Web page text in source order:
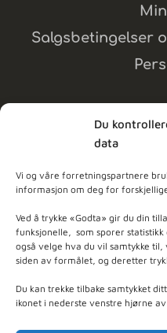
Du
data
Vi og våre forretningspartnere
informasjon om deg for
Ved å trykke «Godta» gir du din
funksjonelle, som sporer
også velge hva du vil samtykke
siden av formålet, og deretter
Du kan trekke tilbake samtykket
ikonet i nederste venstre hjørne
Salgsbetingelser
MELD
- Basert på103anmeldelser